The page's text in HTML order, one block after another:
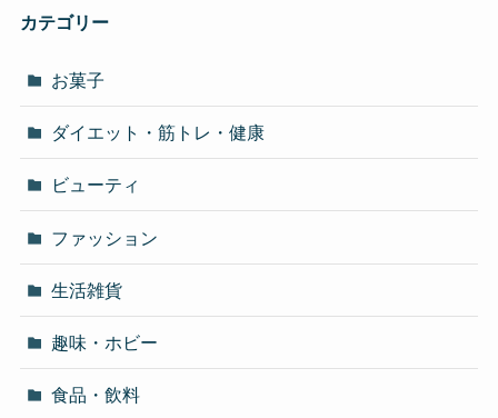
カテゴリー
お菓子
ダイエット・筋トレ・健康
ビューティ
ファッション
生活雑貨
趣味・ホビー
食品・飲料